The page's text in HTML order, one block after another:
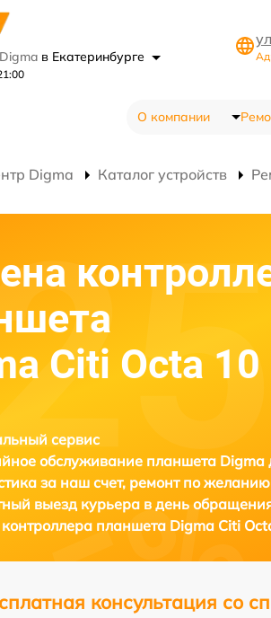
в Екатеринбурге
О компании
Digma Каталог устройств
Citi Octa 10
сервис
обслуживание планшета Digma
за наш счет, ремонт по желанию
выезд курьера в день
планшета Digma Citi
консультация со